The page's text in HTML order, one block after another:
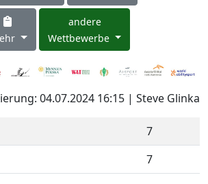
andere
Wettbewerbe
04.07.2024 16:15 | Steve Glinka
7
7